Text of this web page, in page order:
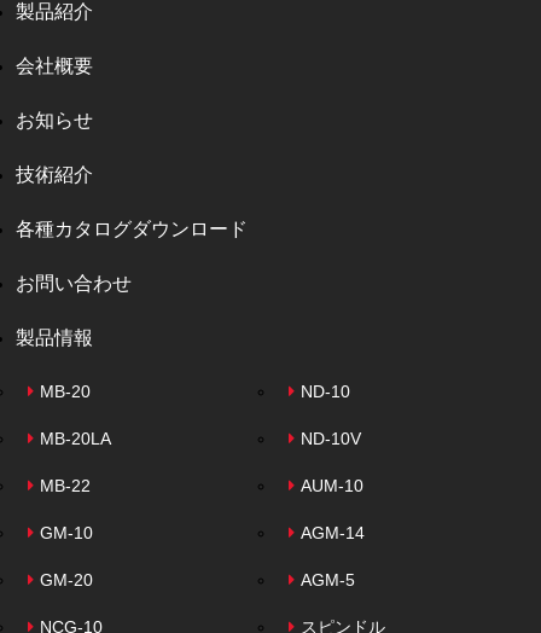
製品紹介
会社概要
お知らせ
技術紹介
各種カタログダウンロード
お問い合わせ
製品情報
MB-20 ND-10
MB-20LA ND-10V
MB-22 AUM-10
GM-10 AGM-14
GM-20 AGM-5
NCG-10 スピンドル